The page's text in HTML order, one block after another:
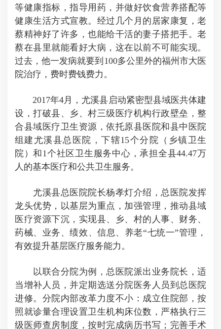
等健康指标，指导用药，并做好饮食营养搭配等
健康生活方式宣教。经过几个月的居家康复，老
蔡精神好了许多，也能给干活的妻子搭把手。老
蔡在县里就能看好大病，这在以前不可能实现。
过去，他一发病就要到100多公里外的福州市大医
院治疗，费时费钱费力。
2017年4月，尤溪县启动紧密型县域医共体建
设，打破县、乡、村三级医疗机构行政壁垒，整
合县域医疗卫生资源，依托原县医院和县中医院
组建尤溪县总医院，下辖15个分院（乡镇卫生
院）和1个社区卫生服务中心，承担全县44.47万
人的基本医疗和公共卫生服务。
尤溪县总医院院长杨孝灯介绍，总医院发挥
龙头优势，以基层为重点，加强管理，推动县域
医疗资源下沉，实现县、乡、村的人事、财务、
药械、业务、绩效、信息、养老“七统一”管理，
有效提升基层医疗服务能力。
以联合分院为例，总医院派出业务院长，适
当增补人员，并定期选送分院医务人员到总医院
进修。分院内部改革力度不小：成立住院部，按
照就诊量合理设置卫生机构床位数，严格执行三
级医师查房制度，按时完成病历书写；完善手术